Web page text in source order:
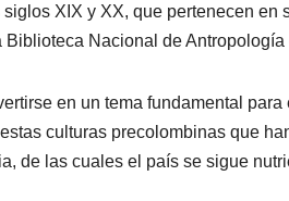
XIX y XX, que pertenecen
Nacional de
en un tema fundamental
culturas precolombinas que
de las cuales el país se sigue